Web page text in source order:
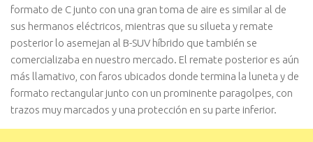
formato de C junto con una gran toma de aire es similar al de
sus hermanos eléctricos, mientras que su silueta y remate
posterior lo asemejan al B-SUV híbrido que también se
comercializaba en nuestro mercado. El remate posterior es aún
más llamativo, con faros ubicados donde termina la luneta y de
formato rectangular junto con un prominente paragolpes, con
trazos muy marcados y una protección en su parte inferior.